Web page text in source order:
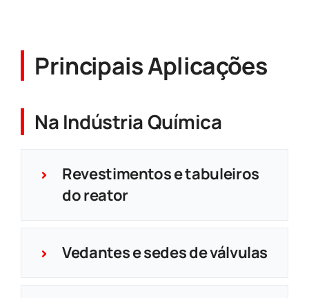
Principais Aplicações
Na Indústria Química
Revestimentos e tabuleiros
do reator
Vedantes e sedes de válvulas